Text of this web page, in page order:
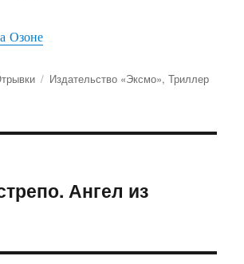
Озоне
Метки
Издательство «Эксмо»,Триллер
Ангел из